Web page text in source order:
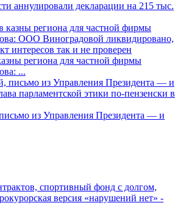
аннулировали декларации на 215 тыс.
региона для частной фирмы
...
из Управления Президента — и